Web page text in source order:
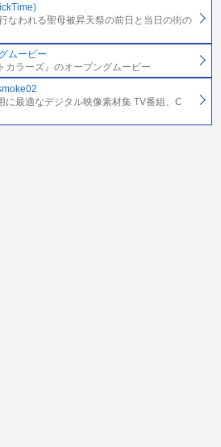
なわれる聖母被昇天祭の前日と当日の街の
ムービー
カラーズ』のオープングムービー
に最適なデジタル映像素材集 TV番組、C